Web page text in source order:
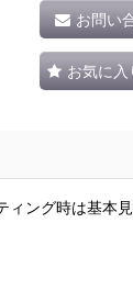
お問い
お気に入
ング時は基本